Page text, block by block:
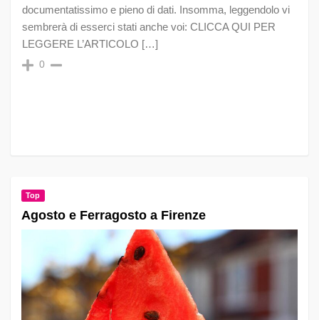
documentatissimo e pieno di dati. Insomma, leggendolo vi
sembrerà di esserci stati anche voi: CLICCA QUI PER
LEGGERE L’ARTICOLO […]
0
Top
Agosto e Ferragosto a Firenze